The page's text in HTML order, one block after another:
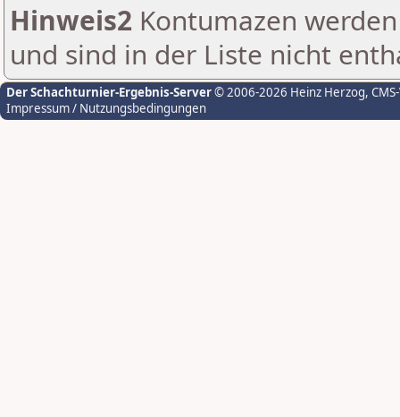
Hinweis2 Kontumazen
und sind in der Liste nicht
Der Schachturnier-Ergebnis-Server© 2006-2026 Heinz Herzog,
Impressum / Nutzungsbedingungen